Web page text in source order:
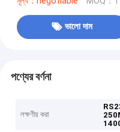
ভালো দাম
পণ্যের বর্ণনা
লক্ষণীয় করা